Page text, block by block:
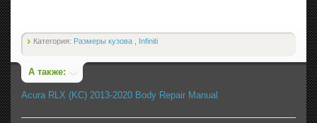
Категория: Размеры кузова Infiniti
А также:
Acura RLX (KC) 2013-2020 Body Repair Manual